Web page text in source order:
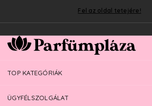
Fel az oldal tetejére!
TOP KATEGÓRIÁK
ÜGYFÉLSZOLGÁLAT